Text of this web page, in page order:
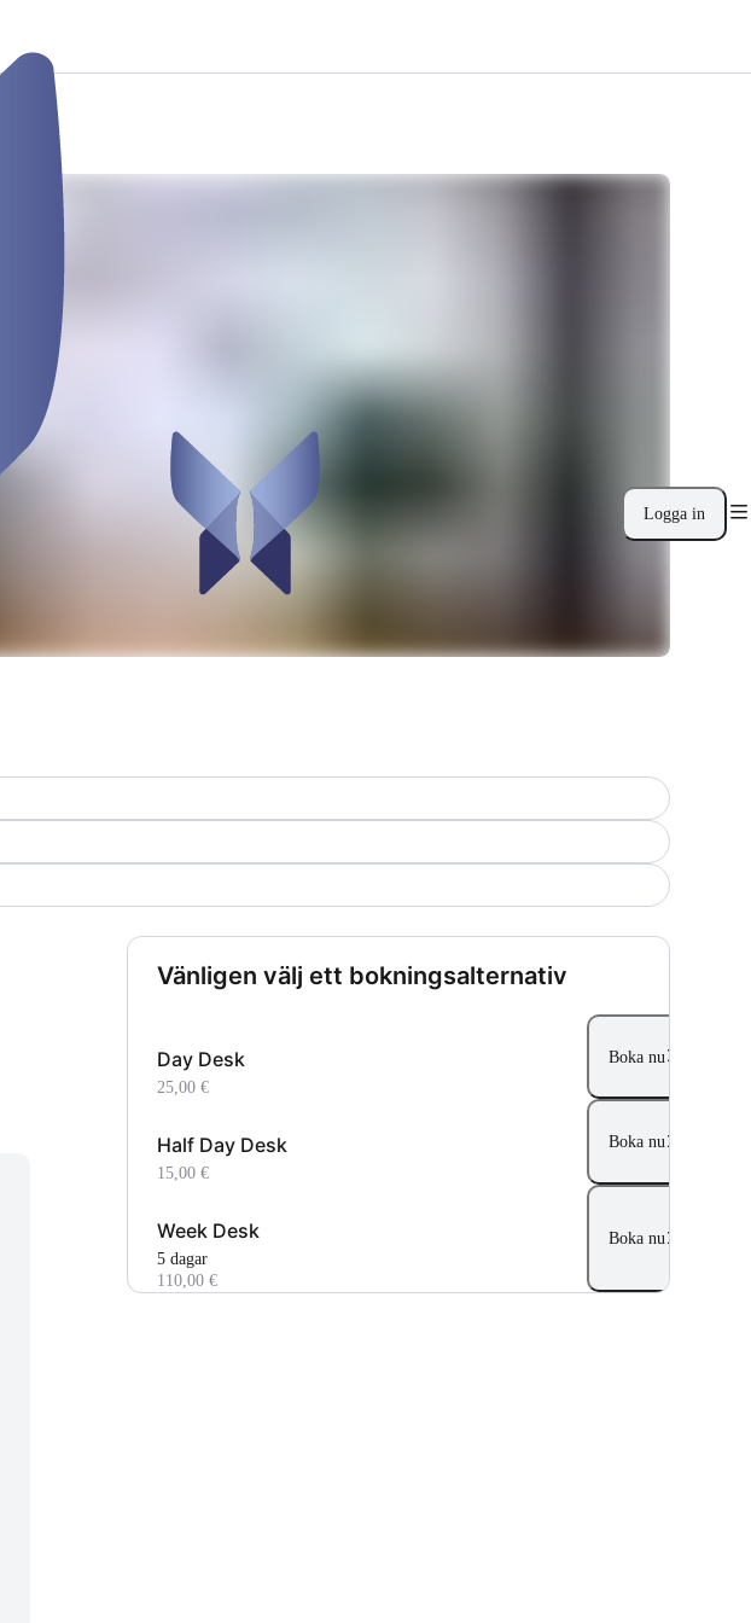
Logga in
Vänligen välj ett bokningsalternativ
Day Desk
25,00 €
Boka nu
Half Day Desk
15,00 €
Boka nu
Week Desk
5 dagar
110,00 €
Boka nu